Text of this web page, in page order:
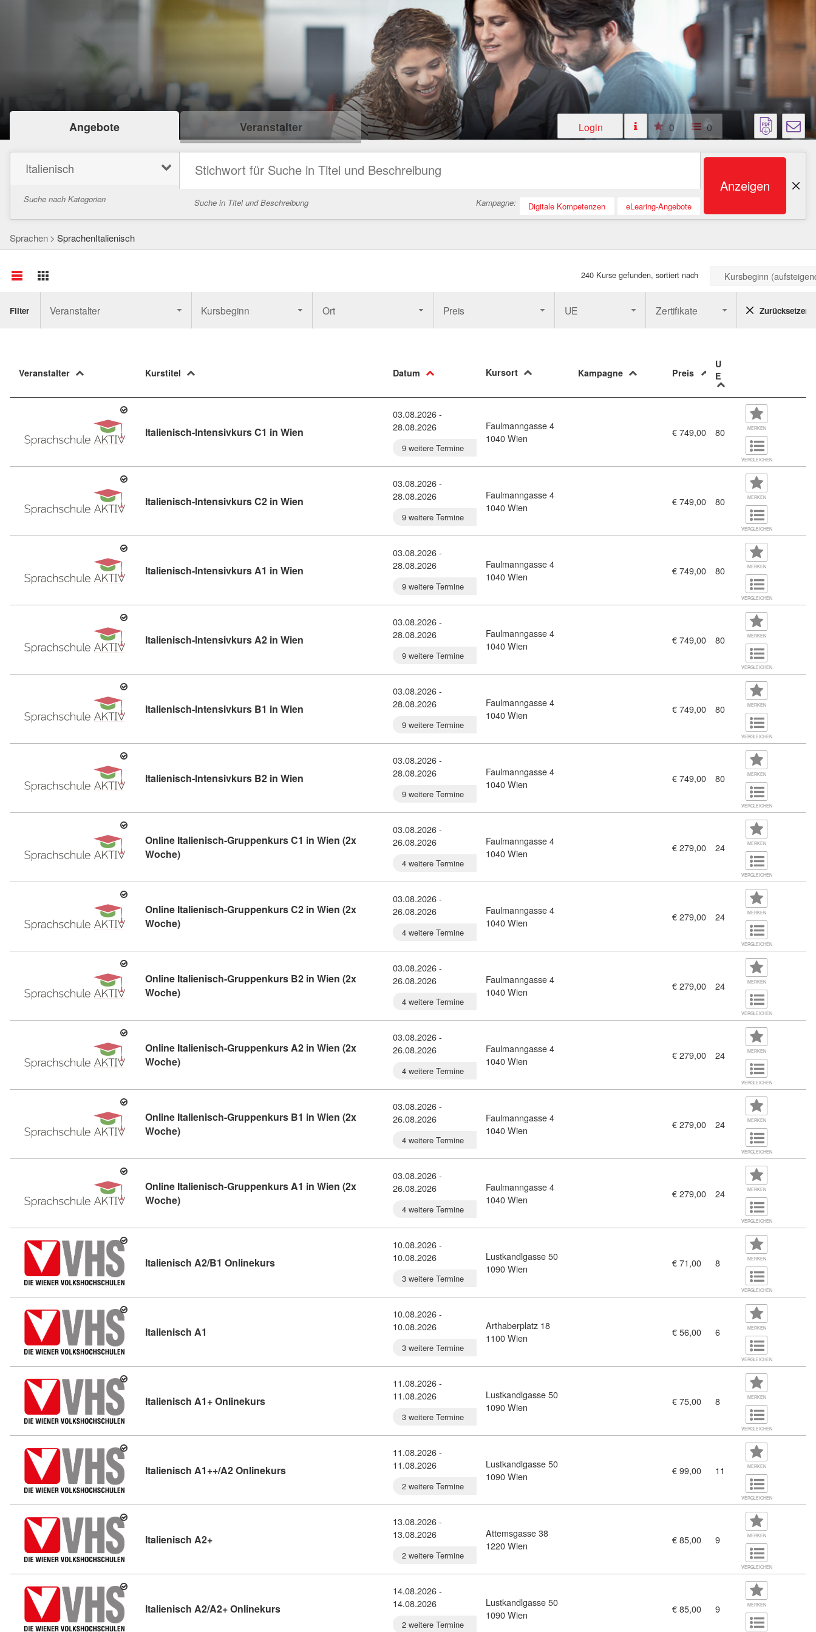
Login 0 0
Angebote Veranstalter
Italienisch
Suche nach Kategorien Suche in Titel und Beschreibung Kampagne: Digitale Kompetenzen eLearing-Angebote
Anzeigen
Sprachen SprachenItalienisch
240 Kurse gefunden, sortiert nach Kursbeginn
Filter Veranstalter Kursbeginn Ort Preis UE Zertifikate Zurücksetzen
Veranstalter Kurstitel Datum Kursort Kampagne Preis
U
E
Italienisch-Intensivkurs C1 in Wien Kursdetail: Italienisch-Intensivkurs C1 in Wien (10780773)
03.08.2026 -
28.08.2026
9 weitere Termine
Faulmanngasse 4
1040 Wien
€ 749,00 80 MERKEN
VERGLEICHEN
Italienisch-Intensivkurs C2 in Wien Kursdetail: Italienisch-Intensivkurs C2 in Wien (10780774)
03.08.2026 -
28.08.2026
9 weitere Termine
Faulmanngasse 4
1040 Wien
€ 749,00 80 MERKEN
VERGLEICHEN
Italienisch-Intensivkurs A1 in Wien Kursdetail: Italienisch-Intensivkurs A1 in Wien (10780763)
03.08.2026 -
28.08.2026
9 weitere Termine
Faulmanngasse 4
1040 Wien
€ 749,00 80 MERKEN
VERGLEICHEN
Italienisch-Intensivkurs A2 in Wien Kursdetail: Italienisch-Intensivkurs A2 in Wien (10780765)
03.08.2026 -
28.08.2026
9 weitere Termine
Faulmanngasse 4
1040 Wien
€ 749,00 80 MERKEN
VERGLEICHEN
Italienisch-Intensivkurs B1 in Wien Kursdetail: Italienisch-Intensivkurs B1 in Wien (10780766)
03.08.2026 -
28.08.2026
9 weitere Termine
Faulmanngasse 4
1040 Wien
€ 749,00 80 MERKEN
VERGLEICHEN
Italienisch-Intensivkurs B2 in Wien Kursdetail: Italienisch-Intensivkurs B2 in Wien (10780771)
03.08.2026 -
28.08.2026
9 weitere Termine
Faulmanngasse 4
1040 Wien
€ 749,00 80 MERKEN
VERGLEICHEN
Online Italienisch-Gruppenkurs C1 in Wien (2x
Woche)Kursdetail: Online Italienisch-Gruppenkurs C1 in Wien (2x Woche) (10780361)
03.08.2026 -
26.08.2026
4 weitere Termine
Faulmanngasse 4
1040 Wien
€ 279,00 24 MERKEN
VERGLEICHEN
Online Italienisch-Gruppenkurs C2 in Wien (2x
Woche)Kursdetail: Online Italienisch-Gruppenkurs C2 in Wien (2x Woche) (10780360)
03.08.2026 -
26.08.2026
4 weitere Termine
Faulmanngasse 4
1040 Wien
€ 279,00 24 MERKEN
VERGLEICHEN
Online Italienisch-Gruppenkurs B2 in Wien (2x
Woche)Kursdetail: Online Italienisch-Gruppenkurs B2 in Wien (2x Woche) (10780357)
03.08.2026 -
26.08.2026
4 weitere Termine
Faulmanngasse 4
1040 Wien
€ 279,00 24 MERKEN
VERGLEICHEN
Online Italienisch-Gruppenkurs A2 in Wien (2x
Woche)Kursdetail: Online Italienisch-Gruppenkurs A2 in Wien (2x Woche) (10780342)
03.08.2026 -
26.08.2026
4 weitere Termine
Faulmanngasse 4
1040 Wien
€ 279,00 24 MERKEN
VERGLEICHEN
Online Italienisch-Gruppenkurs B1 in Wien (2x
Woche)Kursdetail: Online Italienisch-Gruppenkurs B1 in Wien (2x Woche) (10780340)
03.08.2026 -
26.08.2026
4 weitere Termine
Faulmanngasse 4
1040 Wien
€ 279,00 24 MERKEN
VERGLEICHEN
Online Italienisch-Gruppenkurs A1 in Wien (2x
Woche)Kursdetail: Online Italienisch-Gruppenkurs A1 in Wien (2x Woche) (10780333)
03.08.2026 -
26.08.2026
4 weitere Termine
Faulmanngasse 4
1040 Wien
€ 279,00 24 MERKEN
VERGLEICHEN
Italienisch A2/B1 Onlinekurs Kursdetail: Italienisch A2/B1 Onlinekurs (11455661)
10.08.2026 -
10.08.2026
3 weitere Termine
Lustkandlgasse 50
1090 Wien
€ 71,00 8 MERKEN
VERGLEICHEN
Italienisch A1
10.08.2026 -
10.08.2026
3 weitere Termine
Arthaberplatz 18
1100 Wien
€ 56,00 6 MERKEN
VERGLEICHEN
Italienisch A1+ Onlinekurs Kursdetail: Italienisch A1+ Onlinekurs (11455544)
11.08.2026 -
11.08.2026
3 weitere Termine
Lustkandlgasse 50
1090 Wien
€ 75,00 8 MERKEN
VERGLEICHEN
Italienisch A1++/A2 Onlinekurs Kursdetail: Italienisch A1++/A2 Onlinekurs (11454032)
11.08.2026 -
11.08.2026
2 weitere Termine
Lustkandlgasse 50
1090 Wien
€ 99,00 11 MERKEN
VERGLEICHEN
Italienisch A2+Kursdetail: Italienisch A2+ (11454033)
13.08.2026 -
13.08.2026
2 weitere Termine
Attemsgasse 38
1220 Wien
€ 85,00 9 MERKEN
VERGLEICHEN
Italienisch A2/A2+ Onlinekurs Kursdetail: Italienisch A2/A2+ Onlinekurs (11454092)
14.08.2026 -
14.08.2026
2 weitere Termine
Lustkandlgasse 50
1090 Wien
€ 85,00 9 MERKEN